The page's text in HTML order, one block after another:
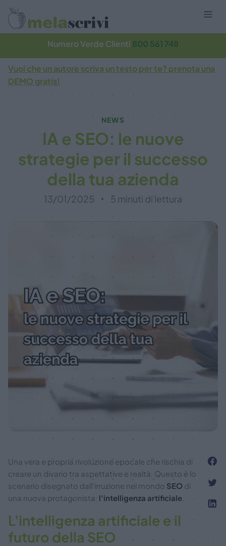
Numero Verde Clienti 800 561 748
Vuoi che un autore scriva un testo per te? prenota una
DEMO gratis!
NEWS
IA e SEO: le nuove
strategie per il successo
della tua azienda
13/01/2025 5 minuti di lettura
Una vera e propria rivoluzione epocale che rischia di
creare un divario tra aspettative e realtà. Questo è lo
scenario disegnato dall’irruzione nel mondo SEO di
una nuova protagonista: l'intelligenza artificiale
L'intelligenza artificiale e il
futuro della SEO